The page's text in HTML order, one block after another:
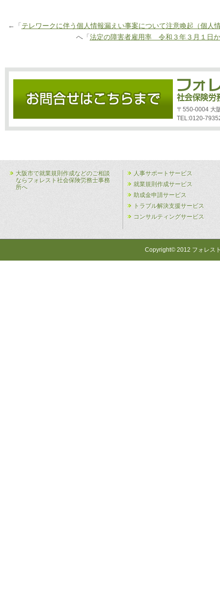
←「 テレワークに伴う個人情報漏えい事案について注意喚起（個人
へ「 法定の障害者雇用率 令和３年３月１日
〒550-0004 大
TEL:0120-
大阪市で就業規則作成などのご相談
ならフォレスト社会保険労務士事務
所へ
人事サポートサービス
就業規則作成サービス
助成金申請サービス
トラブル解決支援サービス
コンサルティングサービス
Copyright© 2012 フォレス